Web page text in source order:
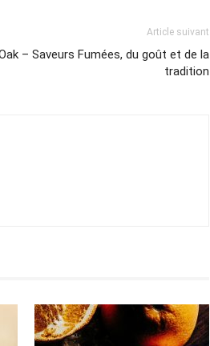
Article suivant
– Saveurs Fumées, du goût et de la
tradition